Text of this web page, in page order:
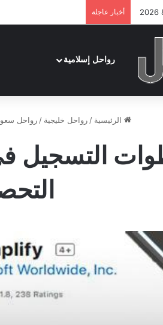
أخبار عاجلة
رواحل إسلامية
الرئيسية / رواحل خليجية / رواحل